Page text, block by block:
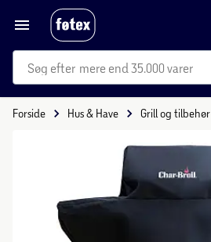
mere end 35.000 varer
Forside Hus & Have Grill og tilbehør